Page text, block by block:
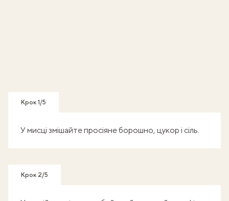
Крок 1/5
У мисці змішайте просіяне борошно, цукор і сіль.
Крок 2/5